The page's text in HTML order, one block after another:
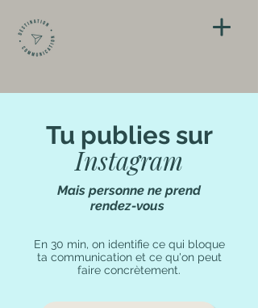
Tu publies sur
Instagram
Mais personne ne prend
rendez-vous
En 30 min, on identifie ce qui bloque
ta communication et ce qu'on peut
faire concrètement.